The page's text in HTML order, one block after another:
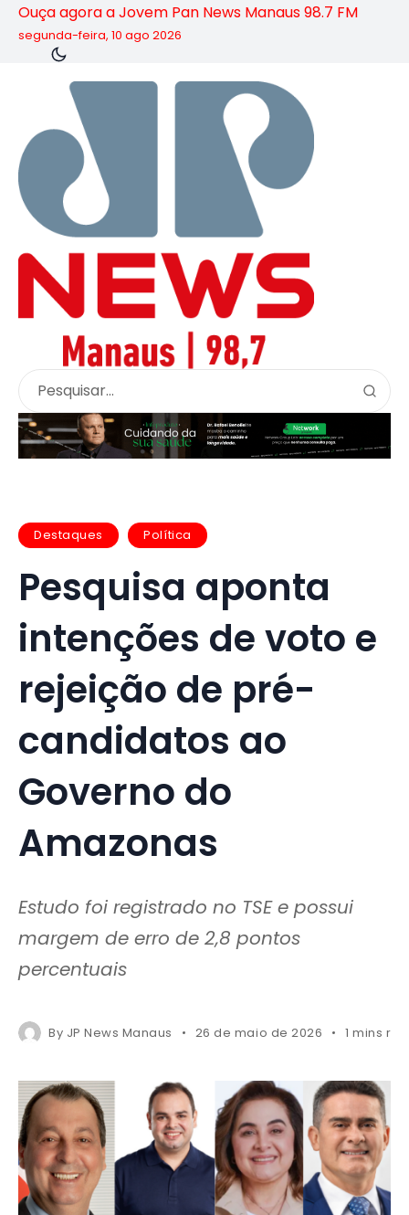
Ouça agora a Jovem Pan News Manaus 98.7 FM
segunda-feira, 10 ago 2026
Destaques Política
Pesquisa aponta
intenções de voto e
rejeição de pré-
candidatos ao
Governo do
Amazonas
Estudo foi registrado no TSE e possui
margem de erro de 2,8 pontos
percentuais
By JP News Manaus 26 de maio de 2026 1 mins